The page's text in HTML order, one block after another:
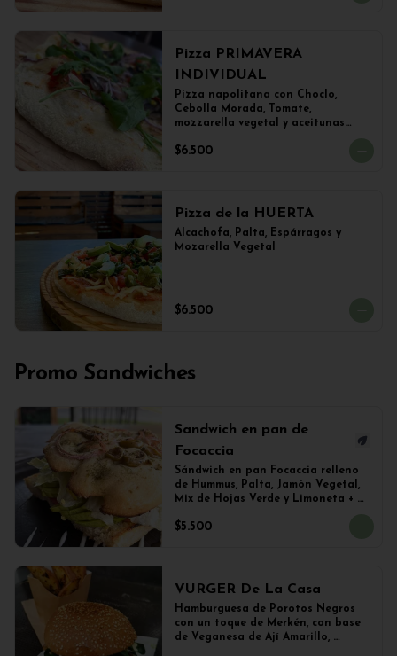
Pizza PRIMAVERA
INDIVIDUAL
Pizza napolitana con Choclo,
Cebolla Morada, Tomate,
mozzarella vegetal y aceitunas
$6.500
Pizza de la HUERTA
Alcachofa, Palta, Espárragos y
Mozarella Vegetal
$6.500
Promo Sandwiches
Sandwich en pan de
Focaccia
Sándwich en pan Focaccia relleno
de Hummus, Palta, Jamón Vegetal,
Mix de Hojas Verde y Limoneta +
$5.500
VURGER De La Casa
Hamburguesa de Porotos Negros
con un toque de Merkén, con base
de Veganesa de Ají Amarillo,